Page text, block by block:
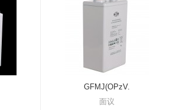
GFMJ(OPzV.
面议